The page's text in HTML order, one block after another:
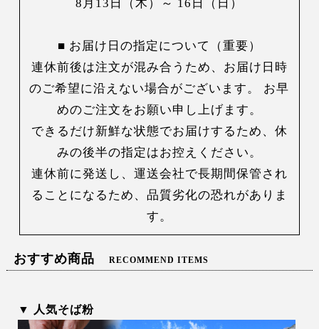
8月13日（木）～ 16日（日）
■ お届け日の指定について（重要）
連休前後は注文が混み合うため、お届け日時
のご希望に沿えない場合がございます。 お早
めのご注文をお願い申し上げます。
できるだけ新鮮な状態でお届けするため、休
みの後半の指定はお控えください。
連休前に発送し、運送会社で長期間保管され
ることになるため、品質劣化の恐れがありま
す。
おすすめ商品 RECOMMEND ITEMS
▼ 人気そば粉